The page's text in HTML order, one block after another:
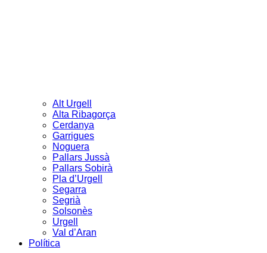
Alt Urgell
Alta Ribagorça
Cerdanya
Garrigues
Noguera
Pallars Jussà
Pallars Sobirà
Pla d’Urgell
Segarra
Segrià
Solsonès
Urgell
Val d’Aran
Política